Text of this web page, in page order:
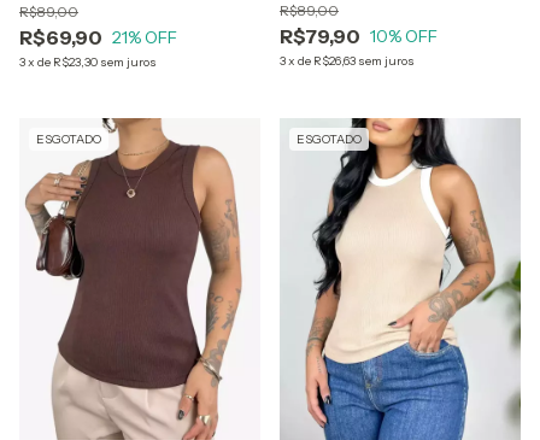
R$69,90
R$89,00
21% OFF
3x de R$23,30 sem juros
R$79,90
R$89,00
10% OFF
3x de R$26,63 sem juros
ESGOTADO ESGOTADO